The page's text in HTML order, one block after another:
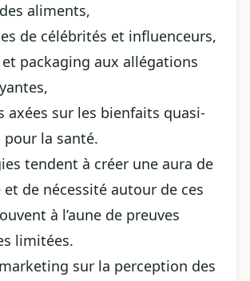
aliments,
de célébrités et influenceurs,
packaging aux allégations
axées sur les bienfaits quasi-
la santé.
tendent à créer une aura de
de nécessité autour de ces
à l’aune de preuves
limitées.
sur la perception des